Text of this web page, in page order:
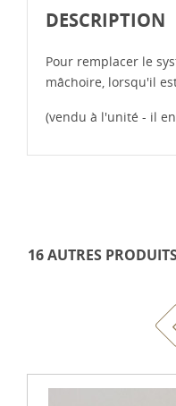
DESCRIPTION
Pour remplacer le
mâchoire, lorsqu'il
(vendu à l'unité - il
16 AUTRES